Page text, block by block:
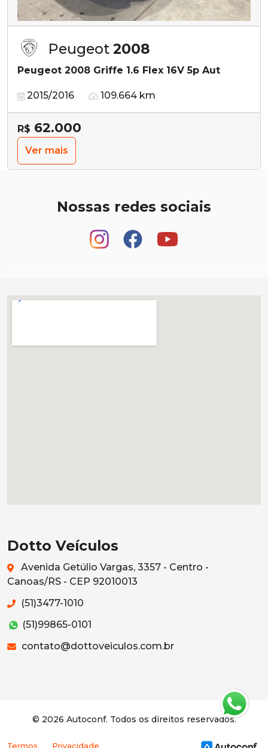
Peugeot 2008
Peugeot 2008 Griffe 1.6 Flex 16V 5p Aut
2015/2016 109.664 km
R$ 62.000
Ver mais
Nossas redes sociais
Dotto Veículos
Avenida Getúlio Vargas, 3357 - Centro -
Canoas/RS - CEP 92010013
(51)3477-1010
(51)99865-0101
contato@dottoveiculos.com.br
© 2026 Autoconf. Todos os direitos reservados.
Termos Privacidade